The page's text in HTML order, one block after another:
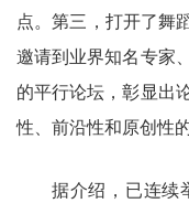
点。第三，打开了舞
邀请到业界知名专家
的平行论坛，彰显出
性、前沿性和原创性
据介绍，已连续